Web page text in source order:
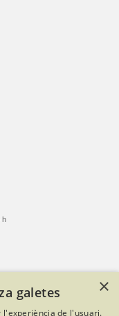
h
×
galetes
de l'usuari.